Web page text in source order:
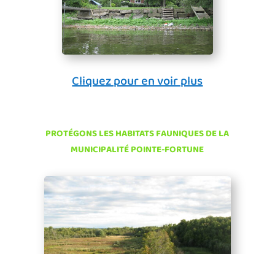
Cliquez pour en voir plus
PROTÉGONS LES HABITATS FAUNIQUES DE LA
MUNICIPALITÉ POINTE-FORTUNE